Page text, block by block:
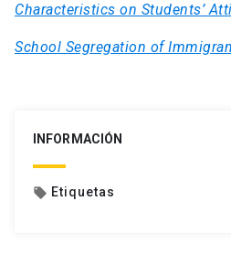
Characteristics on Students’
School Segregation of
INFORMACIÓN
local_offer Etiquetas